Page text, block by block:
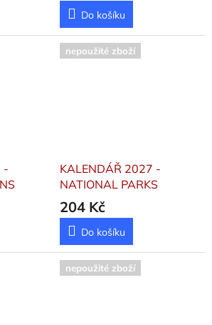
Do košíku
-
nepoužité zboží
KALENDÁŘ 2027 -
NATIONAL PARKS
204 Kč
Do košíku
nepoužité zboží